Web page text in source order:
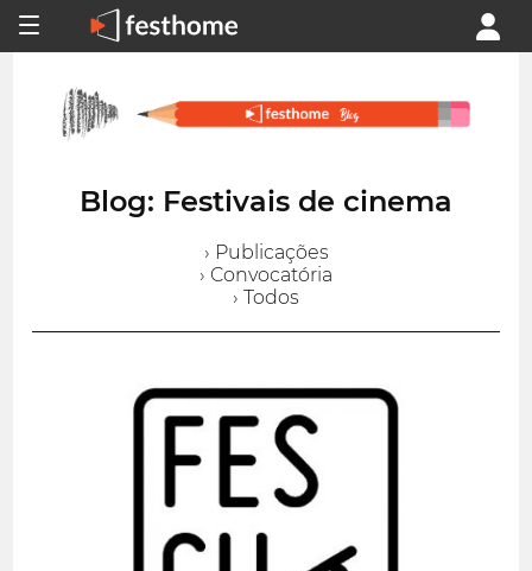
Blog: Festivais de cinema
› Publicações
› Convocatória
› Todos